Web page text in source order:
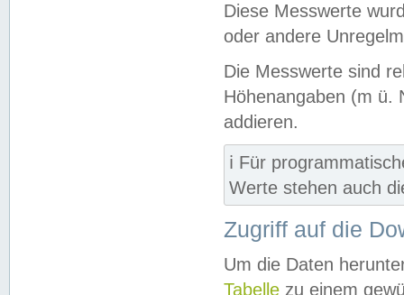
Diese Messwerte
oder andere
Die Messwerte sind
Höhenangaben (m ü.
addieren.
ℹ️ Für
Werte stehen auch
Zugriff auf die
Um die Daten
Tabelle zu einem